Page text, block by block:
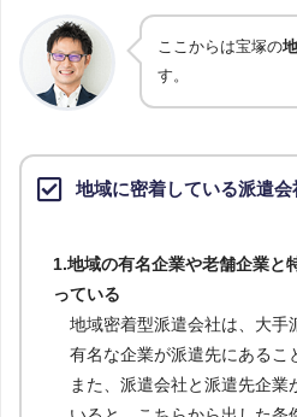
ここからは宝塚の
す。
地域に密着している派遣
1.地域の有名企業や老舗企業と
っている
地域密着型派遣会社は、大手
有名な企業が派遣先にあるこ
また、派遣会社と派遣先企業